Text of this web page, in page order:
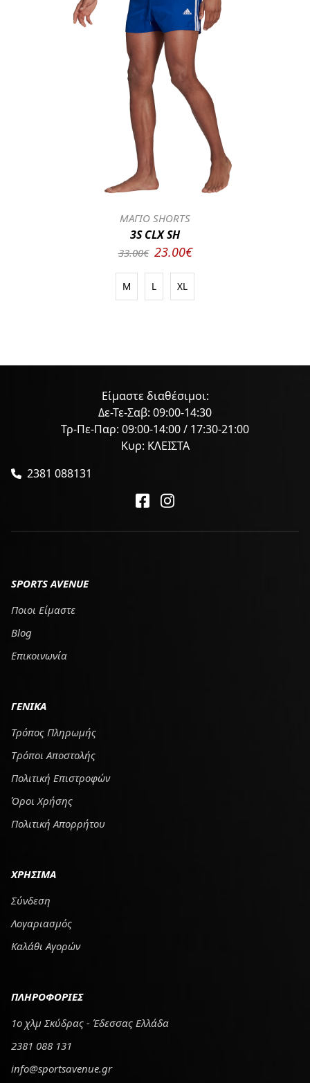
ΜΑΓΙΟ SHORTS
3S CLX SH
33.00€ 23.00€
M L XL
Είμαστε διαθέσιμοι:
Δε-Τε-Σαβ: 09:00-14:30
Τρ-Πε-Παρ: 09:00-14:00 / 17:30-21:00
Κυρ: ΚΛΕΙΣΤΑ
2381 088131
SPORTS AVENUE
Ποιοι Είμαστε
Blog
Επικοινωνία
ΓΕΝΙΚΑ
Τρόπος Πληρωμής
Tρόποι Αποστολής
Πολιτική Επιστροφών
Όροι Χρήσης
Πολιτική Απορρήτου
ΧΡΗΣΙΜΑ
Σύνδεση
Λογαριασμός
Καλάθι Αγορών
ΠΛΗΡΟΦΟΡΙΕΣ
1ο χλμ Σκύδρας - Έδεσσας Ελλάδα
2381 088 131
info@sportsavenue.gr